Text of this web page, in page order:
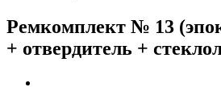
Ремкомплект № 13
+ отвердитель +